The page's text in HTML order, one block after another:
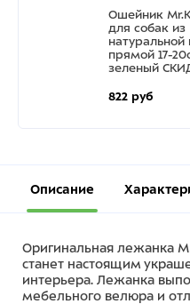
Ошейник
для собак из
прямой 17-
зеленый
822 руб
Описание
Оригинальная лежанка
станет настоящим
интерьера. Лежанка
мебельного велюра и